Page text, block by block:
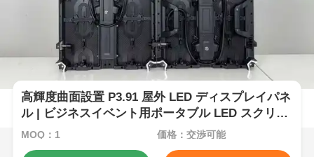
高輝度曲面設置 P3.91 屋外 LED ディスプレイパネ
ル | ビジネスイベント用ポータブル LED スクリー
ン & LED ウォール
MOQ：1 価格：交渉可能